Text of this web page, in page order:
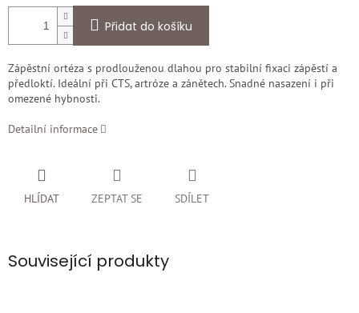
Přidat do košíku
Zápěstní ortéza s prodlouženou dlahou pro stabilní fixaci zápěstí a
předloktí. Ideální při CTS, artróze a zánětech. Snadné nasazení i při
omezené hybnosti.
Detailní informace
ZEPTAT SE
HLÍDAT SDÍLET
Související produkty